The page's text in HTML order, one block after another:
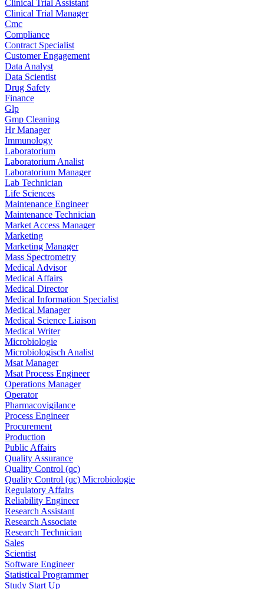
Clinical Trial Assistant
Clinical Trial Manager
Cmc
Compliance
Contract Specialist
Customer Engagement
Data Analyst
Data Scientist
Drug Safety
Finance
Glp
Gmp Cleaning
Hr Manager
Immunology
Laboratorium
Laboratorium Analist
Laboratorium Manager
Lab Technician
Life Sciences
Maintenance Engineer
Maintenance Technician
Market Access Manager
Marketing
Marketing Manager
Mass Spectrometry
Medical Advisor
Medical Affairs
Medical Director
Medical Information Specialist
Medical Manager
Medical Science Liaison
Medical Writer
Microbiologie
Microbiologisch Analist
Msat Manager
Msat Process Engineer
Operations Manager
Operator
Pharmacovigilance
Process Engineer
Procurement
Production
Public Affairs
Quality Assurance
Quality Control (qc)
Quality Control (qc) Microbiologie
Regulatory Affairs
Reliability Engineer
Research Assistant
Research Associate
Research Technician
Sales
Scientist
Software Engineer
Statistical Programmer
Study Start Up